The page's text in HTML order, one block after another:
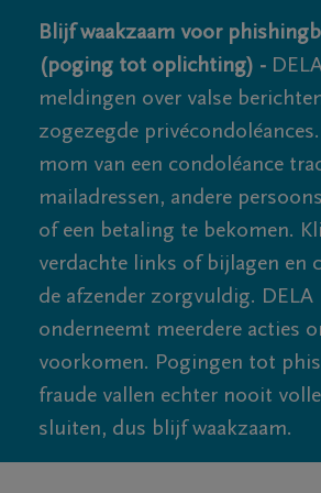
Blijf waakzaam voor
(poging tot oplichting) -
meldingen over valse
zogezegde
mom van een condoléance
mailadressen, andere
of een betaling te bekomen.
verdachte links of bijlagen en
de afzender zorgvuldig. DELA
onderneemt meerdere acties
voorkomen. Pogingen tot
fraude vallen echter nooit
sluiten, dus blijf waakzaam.